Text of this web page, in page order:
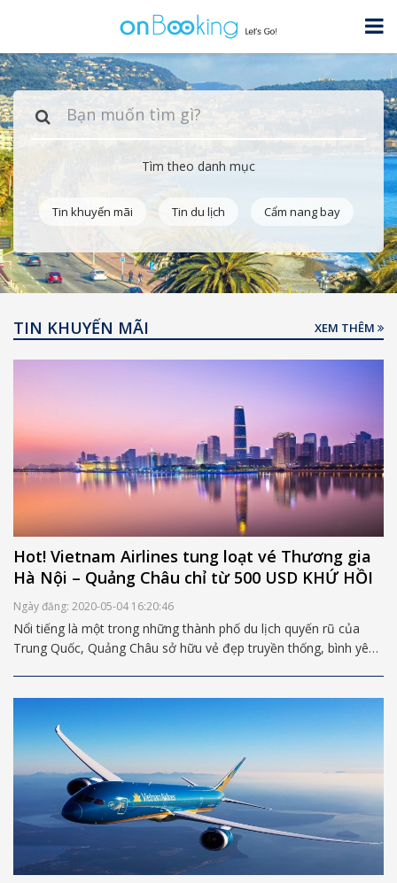
Tìm theo danh mục
Tin khuyến mãi Tin du lịch Cẩm nang bay
TIN KHUYẾN MÃI XEM THÊM
Hot! Vietnam Airlines tung loạt vé Thương gia
Hà Nội – Quảng Châu chỉ từ 500 USD KHỨ HỒI
Ngày đăng: 2020-05-04 16:20:46
Nổi tiếng là một trong những thành phố du lịch quyến rũ của
Trung Quốc, Quảng Châu sở hữu vẻ đẹp truyền thống, bình yên
hạng ghế Thương gia.